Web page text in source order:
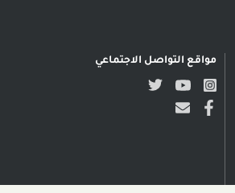
مواقع التواصل الاجتماعي